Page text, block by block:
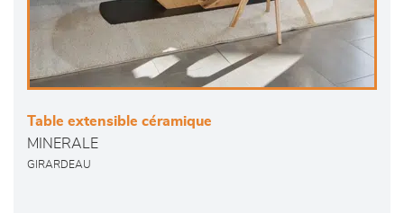
Table extensible céramique
MINERALE
GIRARDEAU